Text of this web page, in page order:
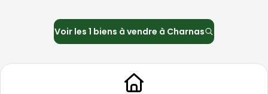
Voir les 1 biens à vendre à Charnas